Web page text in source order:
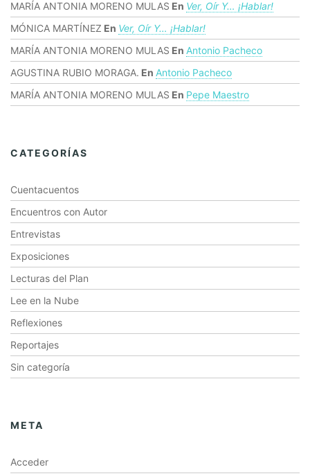
MARÍA ANTONIA MORENO MULAS En Ver, Oír Y… ¡hablar!
MÓNICA MARTÍNEZ En Ver, Oír Y… ¡hablar!
MARÍA ANTONIA MORENO MULAS En Antonio Pacheco
AGUSTINA RUBIO MORAGA. En Antonio Pacheco
MARÍA ANTONIA MORENO MULAS En Pepe Maestro
CATEGORÍAS
Cuentacuentos
Encuentros con Autor
Entrevistas
Exposiciones
Lecturas del Plan
Lee en la Nube
Reflexiones
Reportajes
Sin categoría
META
Acceder